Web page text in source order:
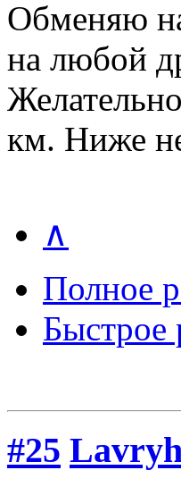
Обменяю
на любой
км. Ниже
∧
Полное
Быстрое
#25